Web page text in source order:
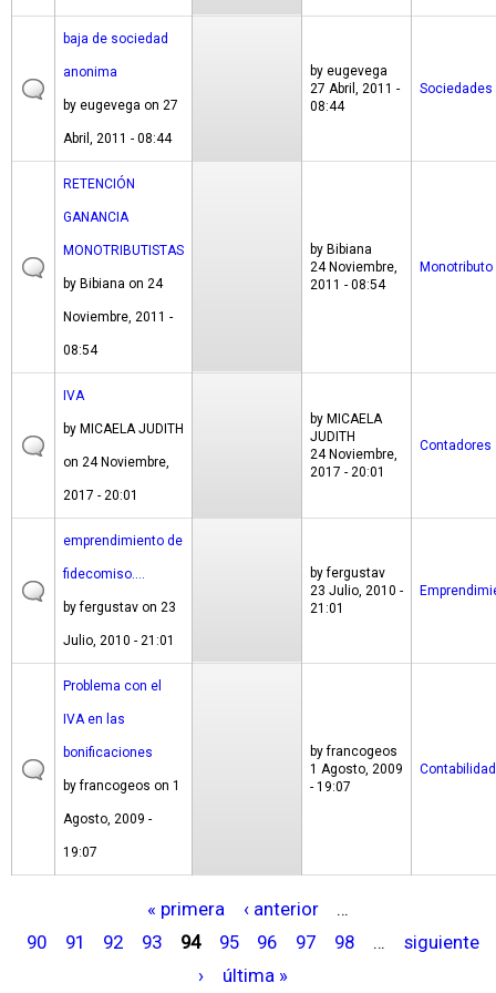
baja de sociedad
anonima
by eugevega on 27
Abril, 2011 - 08:44
by eugevega
27 Abril, 2011 -
08:44
Sociedades
RETENCIÓN
GANANCIA
MONOTRIBUTISTAS
by Bibiana on 24
Noviembre, 2011 -
08:54
by Bibiana
24 Noviembre,
2011 - 08:54
Monotributo
IVA
by MICAELA JUDITH
on 24 Noviembre,
2017 - 20:01
by MICAELA
JUDITH
24 Noviembre,
2017 - 20:01
Contadores
emprendimiento de
fidecomiso....
byfergustav on 23
Julio, 2010 - 21:01
byfergustav
23 Julio, 2010 -
21:01
Problema con el
IVA en las
bonificaciones
byfrancogeos on 1
Agosto, 2009 -
19:07
byfrancogeos
1 Agosto, 2009
- 19:07
Contabilidad
P
« primera ‹ anterior
…
90
91 92 93 94 95 96 97 98 …
siguiente
›
última »